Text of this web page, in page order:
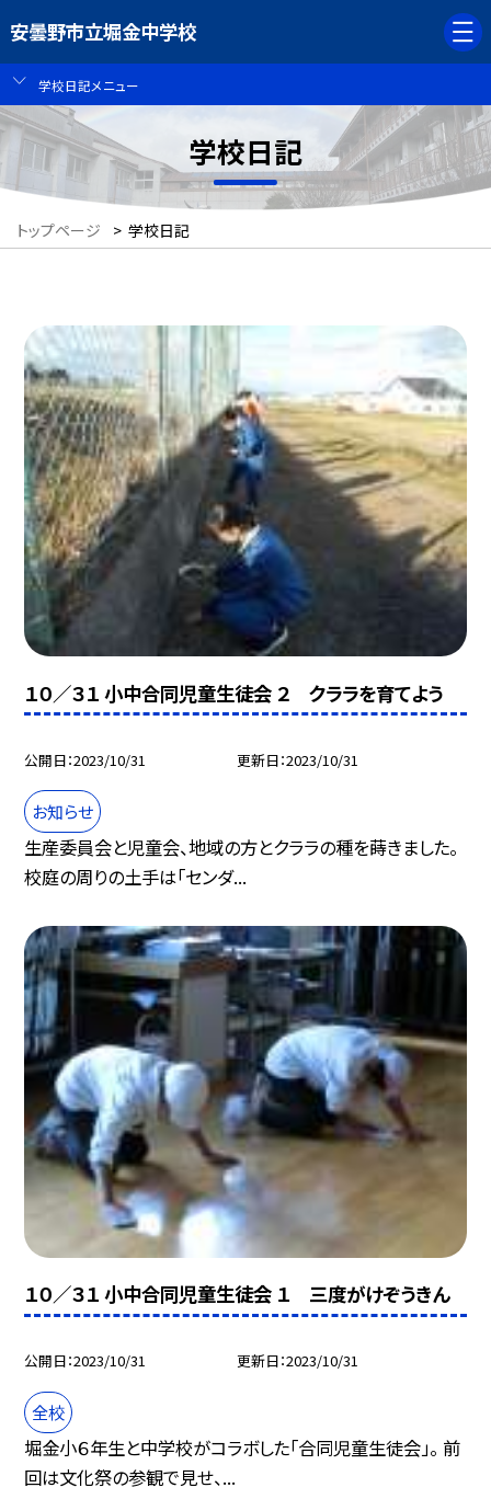
安曇野市立堀金中学校
学校日記メニュー
学校日記
トップページ > 学校日記
１０／３１ 小中合同児童生徒会 ２ クララを育てよう
公開日 2023/10/31 更新日 2023/10/31
お知らせ
生産委員会と児童会、地域の方とクララの種を蒔きました。
校庭の周りの土手は「センダ...
１０／３１ 小中合同児童生徒会 １ 三度がけぞうきん
公開日 2023/10/31 更新日 2023/10/31
全校
堀金小６年生と中学校がコラボした「合同児童生徒会」。 前
回は文化祭の参観で見せ、...